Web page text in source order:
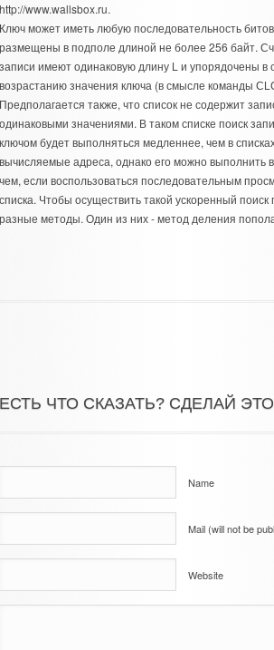
www.wallsbox.ru.
может иметь любую последовательность
в подполе длиной не более 256 байт.
имеют одинаковую длину L и упорядочены в
значения ключа (в смысле команды
также, что список не содержит
значениями. В таком списке поиск
будет выполняться медленнее, чем в
адреса, однако его можно выполнить
если воспользоваться последовательным
Чтобы осуществить такой ускоренный
методы. Один из них - метод деления
ЧТО СКАЗАТЬ? СДЕЛАЙ
Name
Mail (will not be
Website